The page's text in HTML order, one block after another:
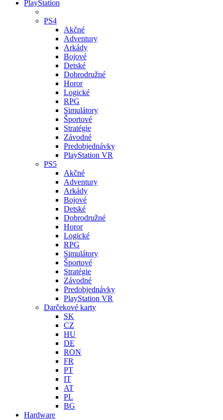
PlayStation
PS4
Akčné
Adventury
Arkády
Bojové
Detské
Dobrodružné
Horor
Logické
RPG
Simulátory
Športové
Stratégie
Závodné
Predobjednávky
PlayStation VR
PS5
Akčné
Adventury
Arkády
Bojové
Detské
Dobrodružné
Horor
Logické
RPG
Simulátory
Športové
Stratégie
Závodné
Predobjednávky
PlayStation VR
Darčekové karty
SK
CZ
HU
DE
RON
FR
PT
IT
AT
PL
BG
Hardware